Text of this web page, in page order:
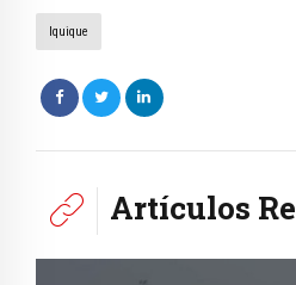
Iquique
Artículos